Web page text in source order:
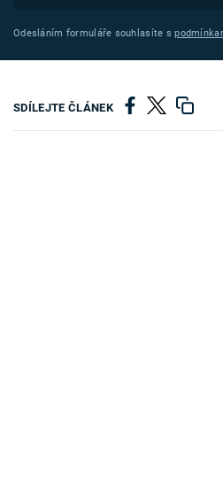
Odesláním formuláře souhlasíte s
SDÍLEJTE ČLÁNEK